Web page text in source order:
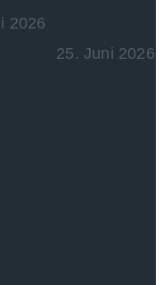
2026
25. Juni 2026